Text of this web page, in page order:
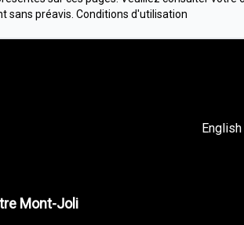
sans préavis. Conditions d'utilisation
English
Mont-Joli